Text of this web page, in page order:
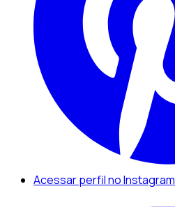
Acessar perfil no Instagram